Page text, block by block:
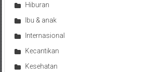
Hiburan
Ibu & anak
Internasional
Kecantikan
Kesehatan